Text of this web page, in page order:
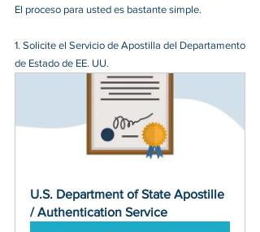
El proceso para usted es bastante simple.
1. Solicite el Servicio de Apostilla del Departamento
de Estado de EE. UU.
U.S. Department of State Apostille
/ Authentication Service